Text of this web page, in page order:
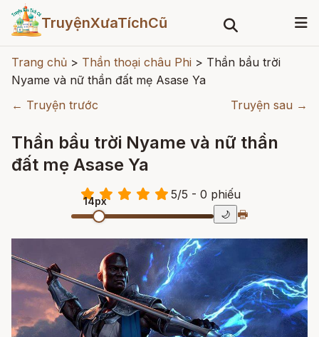
TruyệnXưaTíchCũ
Trang chủ > Thần thoại châu Phi > Thần bầu trời
Nyame và nữ thần đất mẹ Asase Ya
← Truyện trước
Truyện sau →
Thần bầu trời Nyame và nữ thần
đất mẹ Asase Ya
5/5 - 0 phiếu
14px
🌙 🖶